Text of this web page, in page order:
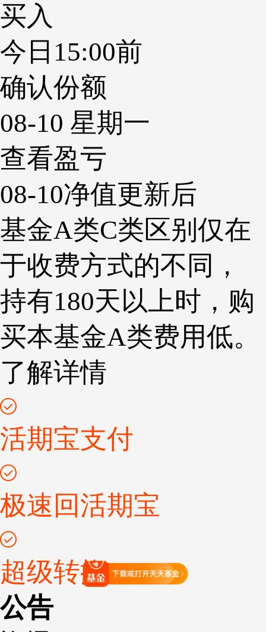
买入
今日15:00前
确认份额
08-10 星期一
查看盈亏
08-10净值更新后
基金A类C类区别仅在
于收费方式的不同，
持有180天以上时，购
买本基金A类费用低。
了解详情
活期宝支付
极速回活期宝
超级转换
公告
打开天天基金